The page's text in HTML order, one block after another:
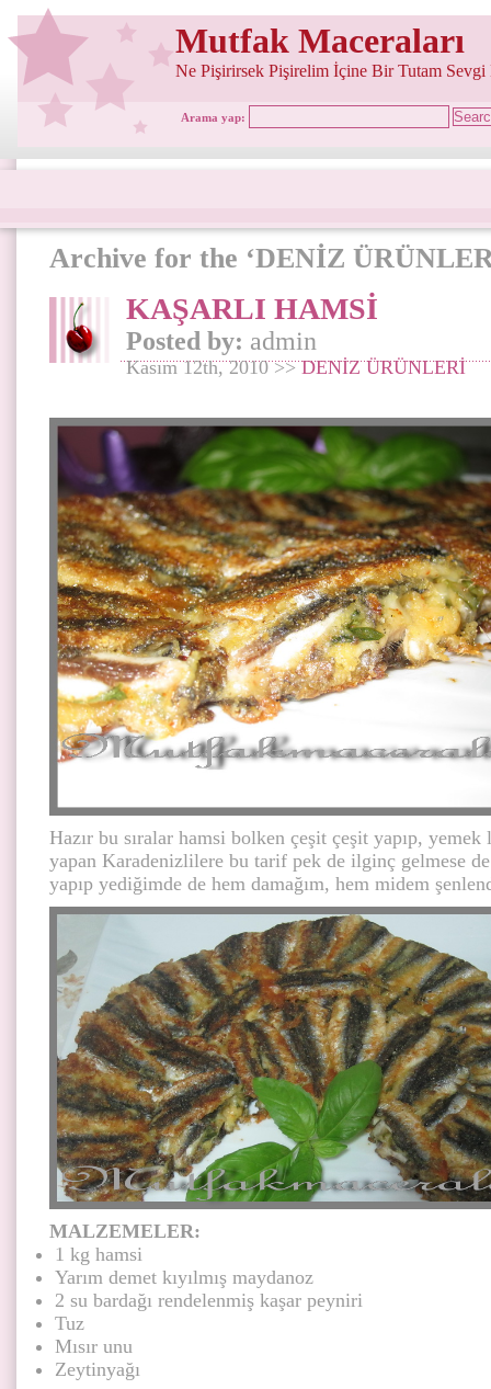
Mutfak Maceraları
Ne Pişirirsek Pişirelim İçine Bir Tutam Sevgi
Arama yap:
Archive for the ‘DENİZ
KAŞARLI HAMSİ
Posted by: admin
Kasım 12th, 2010 >>DENİZ ÜRÜNLERİ
Hazır bu sıralar hamsi bolken çeşit çeşit yapıp, yemek
yapan Karadenizlilere bu tarif pek de ilginç gelmese
yapıp yediğimde de hem damağım, hem midem
MALZEMELER:
1 kg hamsi
Yarım demet kıyılmış maydanoz
2 su bardağı rendelenmiş kaşar peyniri
Tuz
Mısır unu
Zeytinyağı